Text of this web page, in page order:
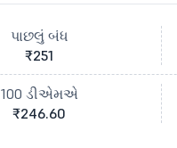
પાછલું બંધ
₹251
100 ડીએમએ
₹246.60